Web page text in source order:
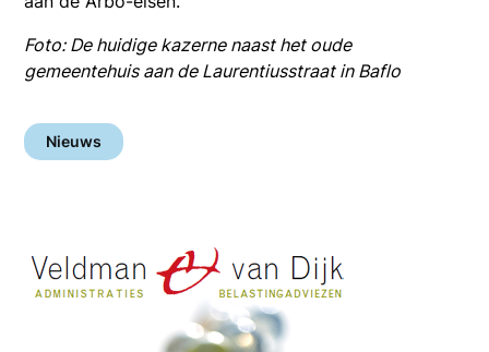
Foto: De huidige kazerne naast het oude
gemeentehuis aan de Laurentiusstraat in Baflo
Nieuws